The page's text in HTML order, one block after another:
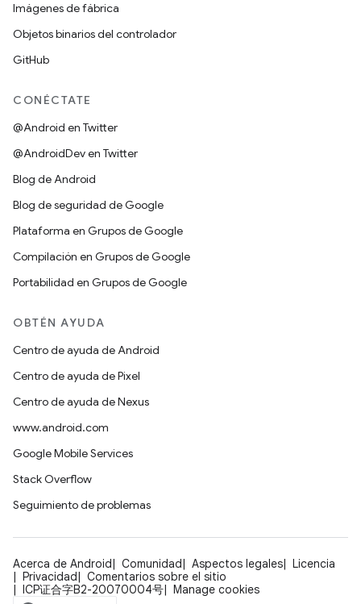
Imágenes de fábrica
Objetos binarios del controlador
GitHub
CONÉCTATE
@Android en Twitter
@AndroidDev en Twitter
Blog de Android
Blog de seguridad de Google
Plataforma en Grupos de Google
Compilación en Grupos de Google
Portabilidad en Grupos de Google
OBTÉN AYUDA
Centro de ayuda de Android
Centro de ayuda de Pixel
Centro de ayuda de Nexus
www.android.com
Google Mobile Services
Stack Overflow
Seguimiento de problemas
Acerca de Android Comunidad Aspectos legales
Licencia
Privacidad
Comentarios sobre el sitio
ICP证合字B2-20070004号
Manage cookies